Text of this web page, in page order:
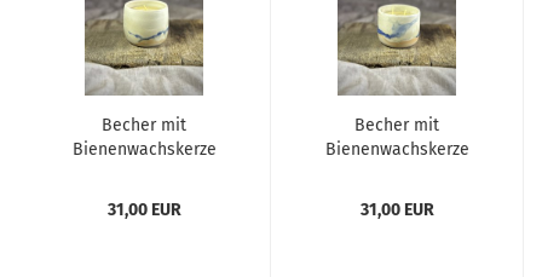
Becher mit
Bienenwachskerze
31,00 EUR
Becher mit
Bienenwachskerze
31,00 EUR